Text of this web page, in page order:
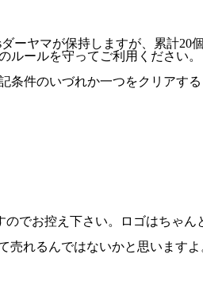
ーヤマが保持しますが、累計
ールを守ってご利用ください。
件のいづれか一つをクリアする
でお控え下さい。ロゴはちゃ
れるんではないかと思いますよ